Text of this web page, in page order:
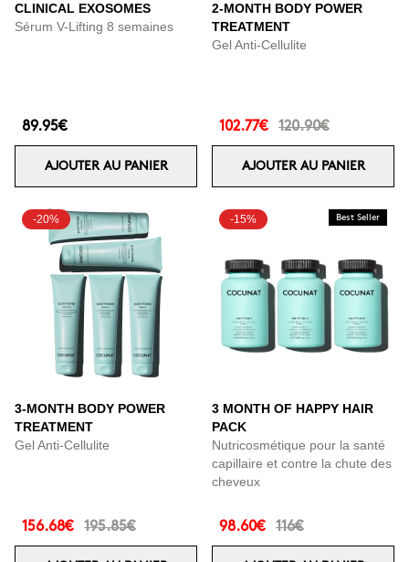
CLINICAL EXOSOMES
Sérum V-Lifting 8 semaines
89.95€
AJOUTER AU PANIER
2-MONTH BODY POWER
TREATMENT
Gel Anti-Cellulite
102.77€ 120.90€
AJOUTER AU PANIER
-20%
3-MONTH BODY POWER
TREATMENT
Gel Anti-Cellulite
156.68€ 195.85€
-15% Best Seller
3 MONTH OF HAPPY HAIR
PACK
Nutricosmétique pour la santé
capillaire et contre la chute des
cheveux
98.60€ 116€